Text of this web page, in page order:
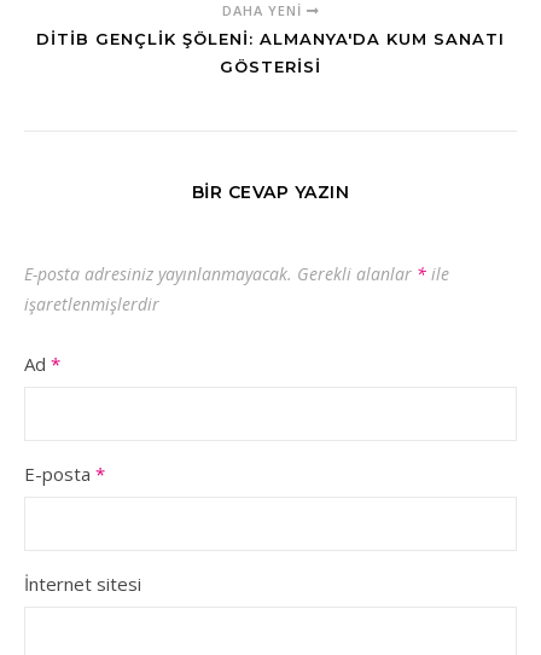
DAHA YENI
DİTİB GENÇLIK ŞÖLENI: ALMANYA'DA KUM SANATI
GÖSTERISI
BIR CEVAP YAZIN
E-posta adresiniz yayınlanmayacak. Gerekli alanlar * ile
işaretlenmişlerdir
Ad *
E-posta *
İnternet sitesi